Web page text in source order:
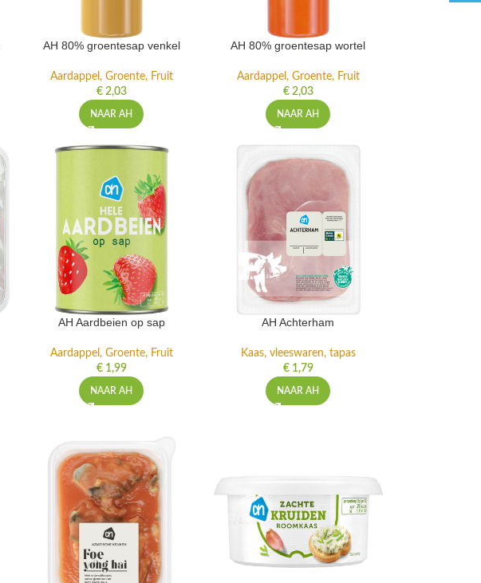
AH 80% groentesap venkel
Aardappel, Groente, Fruit
€2,03
NAAR AH
AH 80% groentesap wortel
Aardappel, Groente, Fruit
€2,03
NAAR AH
AH Aardbeien op sap
Aardappel, Groente, Fruit
€1,99
NAAR AH
AH Achterham
Kaas, vleeswaren, tapas
€1,79
NAAR AH